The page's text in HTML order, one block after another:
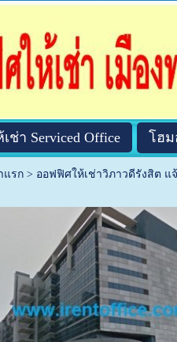
ช่า Serviced Office โฮ
แรก> ออฟฟิศให้เช่าวิภาวดีรังสิต แ